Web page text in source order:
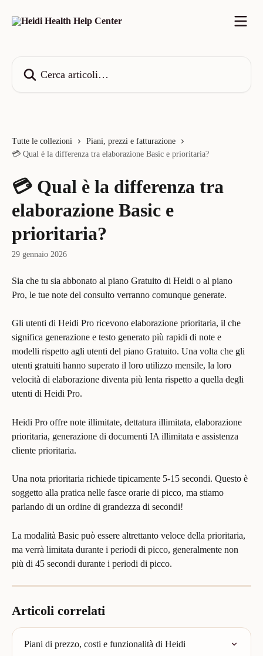
Tutte le collezioni
Piani, prezzi e fatturazione
💳 Qual è la differenza tra elaborazione Basic e prioritaria?
💳 Qual è la differenza tra
elaborazione Basic e
prioritaria?
29 gennaio 2026
Sia che tu sia abbonato al piano Gratuito di Heidi o al piano
Pro, le tue note del consulto verranno comunque generate.
Gli utenti di Heidi Pro ricevono elaborazione prioritaria, il che
significa generazione e testo generato più rapidi di note e
modelli rispetto agli utenti del piano Gratuito. Una volta che gli
utenti gratuiti hanno superato il loro utilizzo mensile, la loro
velocità di elaborazione diventa più lenta rispetto a quella degli
utenti di Heidi Pro.
Heidi Pro offre note illimitate, dettatura illimitata, elaborazione
prioritaria, generazione di documenti IA illimitata e assistenza
cliente prioritaria.
Una nota prioritaria richiede tipicamente 5-15 secondi. Questo è
soggetto alla pratica nelle fasce orarie di picco, ma stiamo
parlando di un ordine di grandezza di secondi!
La modalità Basic può essere altrettanto veloce della prioritaria,
ma verrà limitata durante i periodi di picco, generalmente non
più di 45 secondi durante i periodi di picco.
Articoli correlati
Piani di prezzo, costi e funzionalità di Heidi